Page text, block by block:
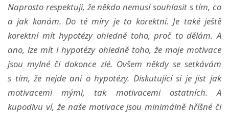
Naprosto respektuji, že někdo nemusí souhlasit s tím, co
a jak konám. Do té míry je to korektní. Je také ještě
korektní mít hypotézy ohledně toho, proč to dělám. A
ano, lze mít i hypotézy ohledně toho, že moje motivace
jsou mylné či dokonce zlé. Ovšem někdy se setkávám
s tím, že nejde ani o hypotézy. Diskutující si je jist jak
motivacemi mými, tak motivacemi ostatních. A
kupodivu ví, že naše motivace jsou minimálně hříšné či